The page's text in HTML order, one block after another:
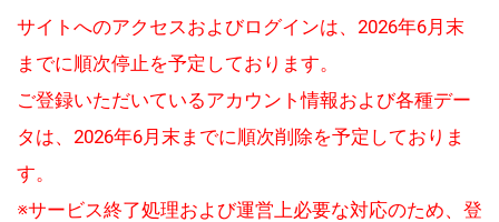
サイトへのアクセスおよびログインは、2026年6月末
までに順次停止を予定しております。
ご登録いただいているアカウント情報および各種デー
タは、2026年6月末までに順次削除を予定しておりま
す。
※サービス終了処理および運営上必要な対応のため、登